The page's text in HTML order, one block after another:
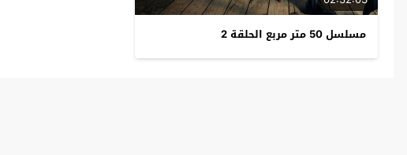
مسلسل 50 متر مربع الحلقة 2